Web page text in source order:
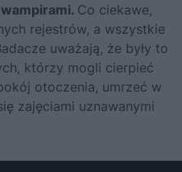
Co ciekawe,
rejestrów, a wszystkie
uważają, że były to
którzy mogli cierpieć
otoczenia, umrzeć w
zajęciami uznawanymi